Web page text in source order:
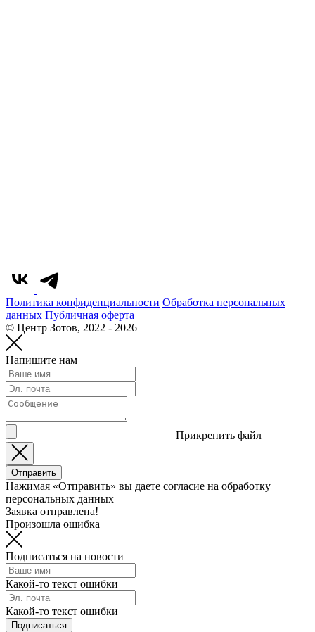
Политика конфиденциальности Обработка персональных
данных Публичная оферта
© Центр Зотов, 2022 - 2026
Напишите нам
Прикрепить файл
Отправить
Нажимая «Отправить» вы даете согласие на обработку
персональных данных
Заявка отправлена!
Произошла ошибка
Подписаться на новости
Какой-то текст ошибки
Какой-то текст ошибки
Подписаться